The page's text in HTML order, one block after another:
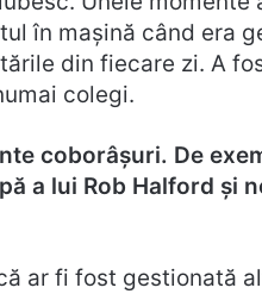
în mașină când era
din fiecare zi. A
colegi.
coborâșuri. De
a lui Rob Halford și
ar fi fost gestionată